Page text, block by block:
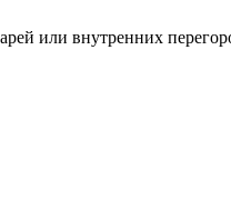
или внутренних